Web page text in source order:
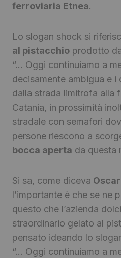
ferroviaria Etnea.
Lo slogan shock si
al pistacchio prodotto
“… Oggi continuiamo a
decisamente ambigua e
dalla strada limitrofa alla
Catania, in prossimità
stradale con semafori
persone riescono a
bocca aperta da questa
Si sa, come diceva
l’importante è che se ne
questo che l’azienda
straordinario gelato al
pensato ideando lo
“… Oggi continuiamo a